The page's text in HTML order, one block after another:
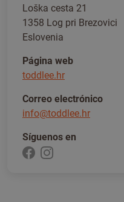
juego del niño.
duradero y reflexivo
momentos mágicos
Loška cesta 21
1358 Log pri Brezovici
Eslovenia
Página web
toddlee.hr
Correo electrónico
info@toddlee.hr
Síguenos en